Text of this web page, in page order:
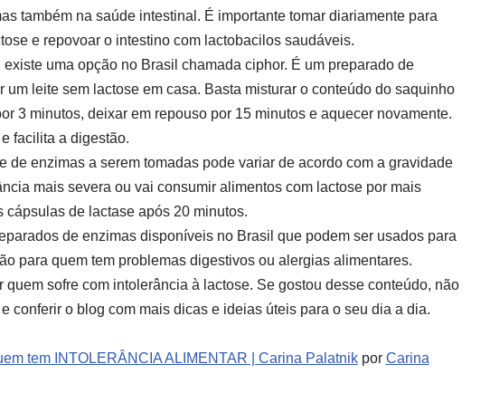
também na saúde intestinal. É importante tomar diariamente para
e repovoar o intestino com lactobacilos saudáveis.
uma opção no Brasil chamada ciphor. É um preparado de
leite sem lactose em casa. Basta misturar o conteúdo do saquinho
3 minutos, deixar em repouso por 15 minutos e aquecer novamente.
facilita a digestão.
de enzimas a serem tomadas pode variar de acordo com a gravidade
mais severa ou vai consumir alimentos com lactose por mais
de lactase após 20 minutos.
de enzimas disponíveis no Brasil que podem ser usados para
para quem tem problemas digestivos ou alergias alimentares.
sofre com intolerância à lactose. Se gostou desse conteúdo, não
conferir o blog com mais dicas e ideias úteis para o seu dia a dia.
tem INTOLERÂNCIA ALIMENTAR | Carina Palatnikpor Carina